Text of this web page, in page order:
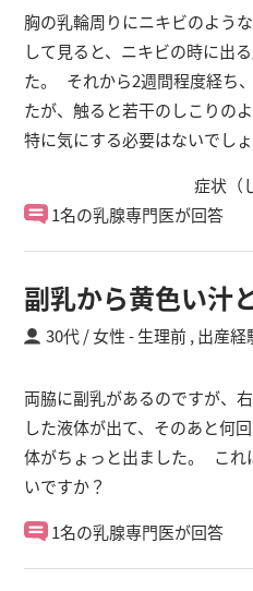
胸の乳輪周りにニキビのよう
して見ると、ニキビの時に出
た。 それから2週間程度経ち
たが、触ると若干のしこりの
特に気にする必要はないでし
症状（
1名の乳腺専門医が回答
副乳から黄色い汁
30代 / 女性 生理前 ,出産経
両脇に副乳があるのですが、
した液体が出て、そのあと何
体がちょっと出ました。 これ
いですか？
1名の乳腺専門医が回答